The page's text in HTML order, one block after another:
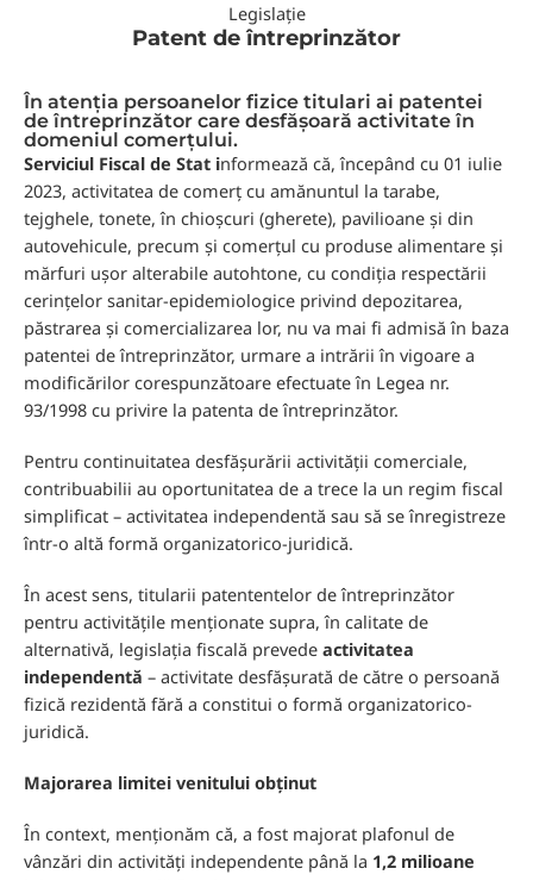
Legislație
Patent de întreprinzător
În atenția persoanelor fizice titulari ai patentei
de întreprinzător care desfășoară activitate în
domeniul comerțului.
Serviciul Fiscal de Stat informează că, începând cu 01 iulie
2023, activitatea de comerț cu amănuntul la tarabe,
tejghele, tonete, în chioșcuri (gherete), pavilioane și din
autovehicule, precum și comerțul cu produse alimentare și
mărfuri ușor alterabile autohtone, cu condiția respectării
cerințelor sanitar-epidemiologice privind depozitarea,
păstrarea și comercializarea lor, nu va mai fi admisă în baza
patentei de întreprinzător, urmare a intrării în vigoare a
modificărilor corespunzătoare efectuate în Legea nr.
93/1998 cu privire la patenta de întreprinzător.
Pentru continuitatea desfășurării activității comerciale,
contribuabilii au oportunitatea de a trece la un regim fiscal
simplificat – activitatea independentă sau să se înregistreze
într-o altă formă organizatorico-juridică.
În acest sens, titularii patententelor de întreprinzător
pentru activitățile menționate supra, în calitate de
alternativă, legislația fiscală prevede activitatea
independentă – activitate desfășurată de către o persoană
fizică rezidentă fără a constitui o formă organizatorico-
juridică.
Majorarea limitei venitului obținut
În context, menționăm că, a fost majorat plafonul de
vânzări din activități independente până la 1,2 milioane